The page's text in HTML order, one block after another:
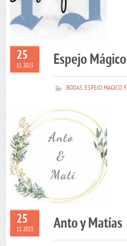
25
11 2023 Espejo
BODAS,ESPEJO MAGICO,
25
11 2023 Anto y Matías